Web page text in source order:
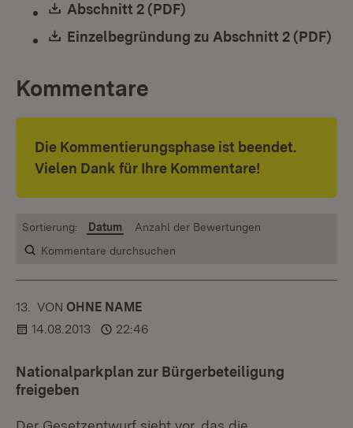
Download:
Abschnitt 2 (PDF)
Download:
Einzelbegründung zu Abschnitt 2 (PDF)
Kommentare
Die Kommentierungsphase ist beendet.
Vielen Dank für Ihre Kommentare!
Kommentare durchsuchen
Sortierung: Datum Anzahl der Bewertungen
13. KOMMENTAR
VON :OHNE NAME
14.08.2013
22:46
Nationalparkplan zur Bürgerbeteiligung
freigeben